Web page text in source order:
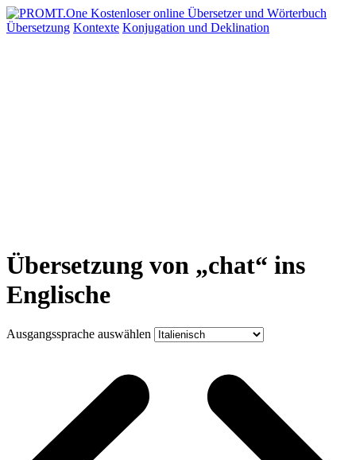
Übersetzung Kontexte Konjugation und Deklination
Übersetzung von „chat“ ins
Englische
Ausgangssprache auswählen